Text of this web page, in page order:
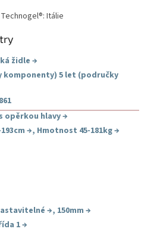
Itálie
židle→
komponenty) 5 let (područky
opěrkou hlavy→
→, Hmotnost 45-181kg→
→, 150mm →
1→